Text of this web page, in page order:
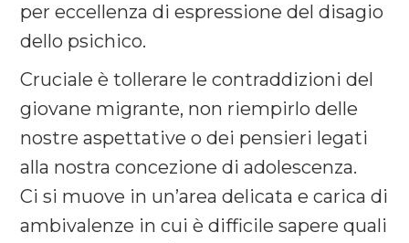
per eccellenza di espressione del disagio
dello psichico.
Cruciale è tollerare le contraddizioni del
giovane migrante, non riempirlo delle
nostre aspettative o dei pensieri legati
alla nostra concezione di adolescenza.
Ci si muove in un’area delicata e carica di
ambivalenze in cui è difficile sapere quali